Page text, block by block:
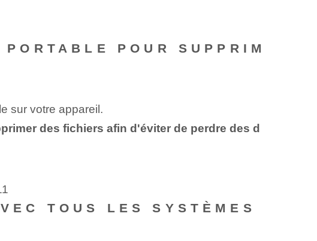
POUR SUPPRIM
sur votre appareil.
des fichiers afin d'éviter de perdre des d
TOUS LES SYSTÈMES